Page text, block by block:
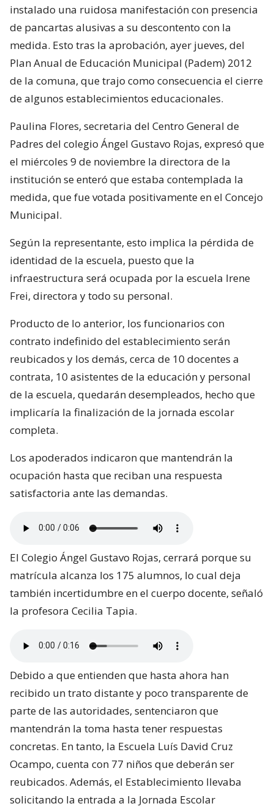
instalado una ruidosa manifestación con presencia
de pancartas alusivas a su descontento con la
medida. Esto tras la aprobación, ayer jueves, del
Plan Anual de Educación Municipal (Padem) 2012
de la comuna, que trajo como consecuencia el cierre
de algunos establecimientos educacionales.
Paulina Flores, secretaria del Centro General de
Padres del colegio Ángel Gustavo Rojas, expresó que
el miércoles 9 de noviembre la directora de la
institución se enteró que estaba contemplada la
medida, que fue votada positivamente en el Concejo
Municipal.
Según la representante, esto implica la pérdida de
identidad de la escuela, puesto que la
infraestructura será ocupada por la escuela Irene
Frei, directora y todo su personal.
Producto de lo anterior, los funcionarios con
contrato indefinido del establecimiento serán
reubicados y los demás, cerca de 10 docentes a
contrata, 10 asistentes de la educación y personal
de la escuela, quedarán desempleados, hecho que
implicaría la finalización de la jornada escolar
completa.
Los apoderados indicaron que mantendrán la
ocupación hasta que reciban una respuesta
satisfactoria ante las demandas.
El Colegio Ángel Gustavo Rojas, cerrará porque su
matrícula alcanza los 175 alumnos, lo cual deja
también incertidumbre en el cuerpo docente, señaló
la profesora Cecilia Tapia.
Debido a que entienden que hasta ahora han
recibido un trato distante y poco transparente de
parte de las autoridades, sentenciaron que
mantendrán la toma hasta tener respuestas
concretas. En tanto, la Escuela Luís David Cruz
Ocampo, cuenta con 77 niños que deberán ser
reubicados. Además, el Establecimiento llevaba
solicitando la entrada a la Jornada Escolar